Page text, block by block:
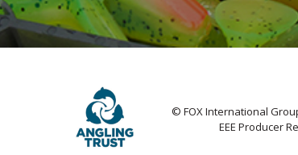
© FOX International
EEE Producer